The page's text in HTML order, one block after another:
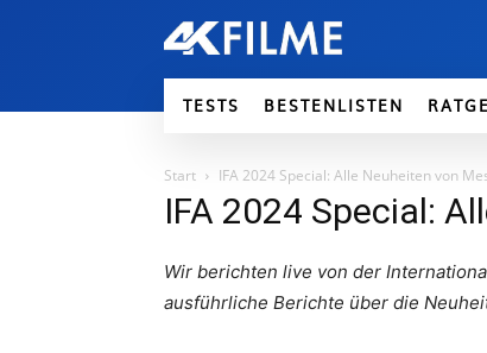
TESTS BESTENLISTEN
Start IFA 2024 Special: Alle Neuheiten von
IFA 2024 Special:
Wir berichten live von der
ausführliche Berichte über die